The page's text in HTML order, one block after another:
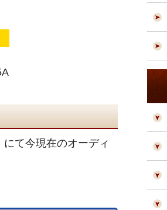
て今現在のオーディ